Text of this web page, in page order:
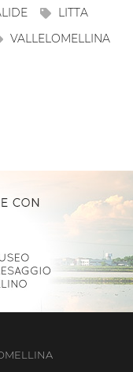
VALLELOMELLINA